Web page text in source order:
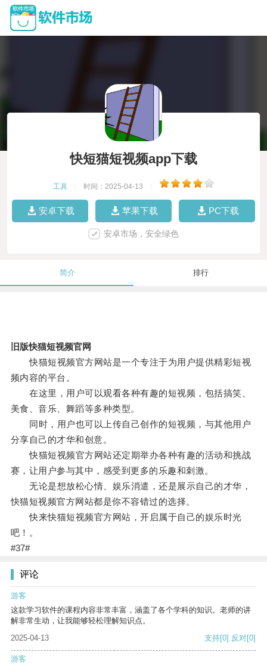
快短猫短视频app下载
工具 时间：2025-04-13
安卓下载 苹果下载 PC下载
安卓市场，安全绿色
简介 排行
旧版快猫短视频官网
快猫短视频官方网站是一个专注于为用户提供精彩短视
频内容的平台。
在这里，用户可以观看各种有趣的短视频，包括搞笑、
美食、音乐、舞蹈等多种类型。
同时，用户也可以上传自己创作的短视频，与其他用户
分享自己的才华和创意。
快猫短视频官方网站还定期举办各种有趣的活动和挑战
赛，让用户参与其中，感受到更多的乐趣和刺激。
无论是想放松心情、娱乐消遣，还是展示自己的才华，
快猫短视频官方网站都是你不容错过的选择。
快来快猫短视频官方网站，开启属于自己的娱乐时光
吧！。
#37#
评论
游客
这款学习软件的课程内容非常丰富，涵盖了各个学科的知识。老师的讲
解非常生动，让我能够轻松理解知识点。
2025-04-13
支持[0] 反对[0]
游客